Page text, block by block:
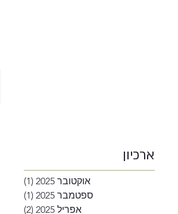
ארכיון
אוקטובר 2025 (1)
ספטמבר 2025
(1)
אפריל 2025
(2)